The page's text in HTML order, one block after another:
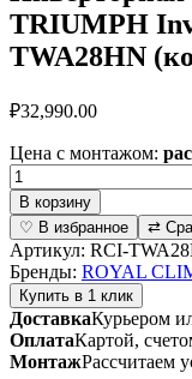
TRIUMPH
TWA28HN
₽32,990.00
Цена с монтажом:
Количество
товара
Инверторная
сплит-
система
TRIUMPH
Inverter
2023
RCI-
TWA28HN
В корзину
♡ В избранное
⇄
Артикул: RCI-
Бренды: ROYAL
Купить в 1 клик
ДоставкаКурьером
ОплатаКартой,
МонтажРассчитаем